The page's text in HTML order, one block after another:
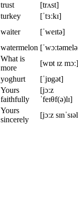
trust
[trʌst]
turkey
[ˈtɜːkɪ]
waiter
[ˈweɪtə]
watermelon
What is
more
[wɒt ɪz mɔː]
yoghurt
[ˈjɒgət]
Yours
faithfully
[jɔːz
ˈfeɪθf(ə)lɪ]
Yours
sincerely
[jɔːz